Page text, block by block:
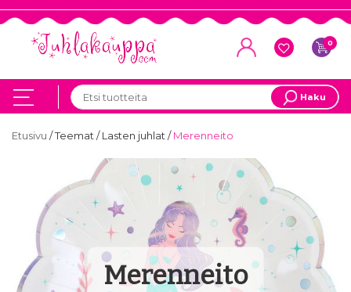
0
Haku
Etusivu /Teemat/Lasten juhlat/Merenneito
Merenneito